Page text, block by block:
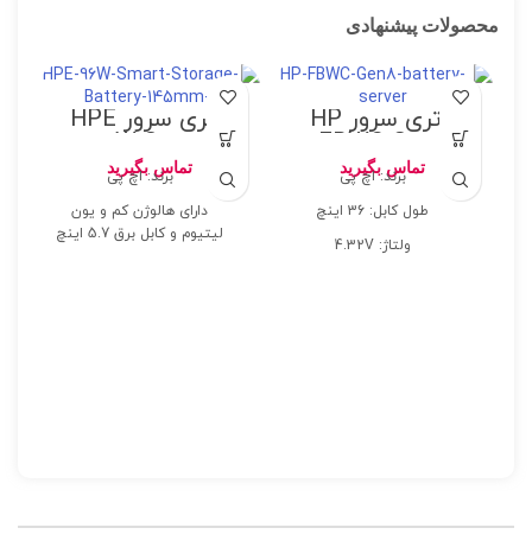
محصولات پیشنهادی
باتری سرور HP
FBWC Gen8
تماس بگیرید
برند: اچ پی
طول کابل: 36 اینچ
ولتاژ: 4.32V
باتری سرور HPE
96W Smart
Storage Battery
w/145mm Cable
تماس بگیرید
برند: اچ پی
دارای هالوژن کم و یون
لیتیوم و کابل برق 5.7 اینچ